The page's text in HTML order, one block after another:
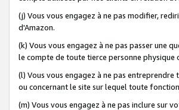
(j) Vous vous engagez à ne pas modifier,
d'Amazon.
(k) Vous vous engagez à ne pas passer une
le compte de toute tierce personne
(l) Vous vous engagez à ne pas
ou concernant le site sur lequel toute
(m) Vous vous engagez à ne pas inclure sur